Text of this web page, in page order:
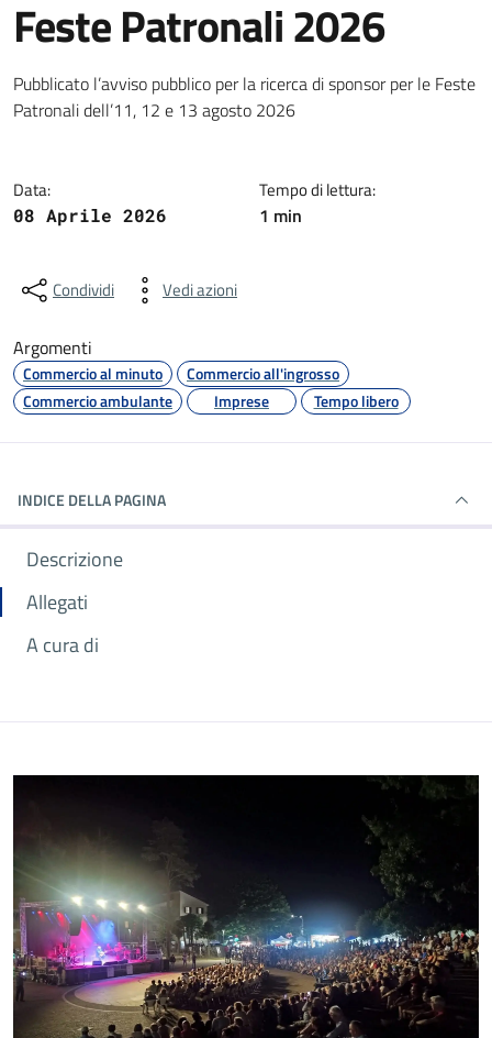
Feste Patronali 2026
Dettagli della notizia
Pubblicato l’avviso pubblico per la ricerca di sponsor per le Feste
Patronali dell’11, 12 e 13 agosto 2026
Data:
08 Aprile 2026
Tempo di lettura:
1 min
Condividi Vedi azioni
Argomenti
Commercio al minuto
Commercio all'ingrosso
Commercio ambulante
Imprese Tempo libero
INDICE DELLA PAGINA
Descrizione
Allegati
A cura di